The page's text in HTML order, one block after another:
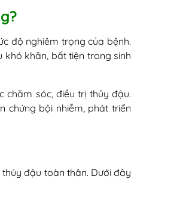
độ nghiêm trọng của bệnh.
khó khăn, bất tiện trong sinh
chăm sóc, điều trị thủy đậu.
chứng bội nhiễm, phát triển
đậu toàn thân. Dưới đây